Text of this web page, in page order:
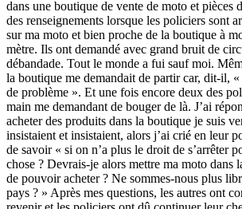
dans une boutique de vente de moto et pièces
des renseignements lorsque les policiers sont
sur ma moto et bien proche de la boutique à
mètre. Ils ont demandé avec grand bruit de
débandade. Tout le monde a fui sauf moi.
la boutique me demandait de partir car, dit-il,
de problème ». Et une fois encore deux des
main me demandant de bouger de là. J’ai
acheter des produits dans la boutique je suis
insistaient et insistaient, alors j’ai crié en leur
de savoir « si on n’a plus le droit de s’arrêter
chose ? Devrais-je alors mettre ma moto dans
de pouvoir acheter ? Ne sommes-nous plus
pays ? » Après mes questions, les autres ont